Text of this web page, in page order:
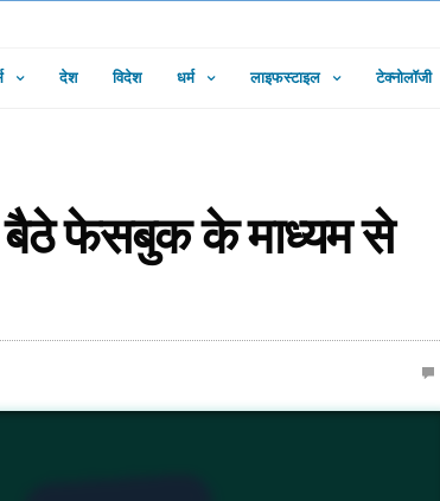
देश विदेश धर्म लाइफस्टाइल टेक्नोलॉजी
फेसबुक के माध्यम से